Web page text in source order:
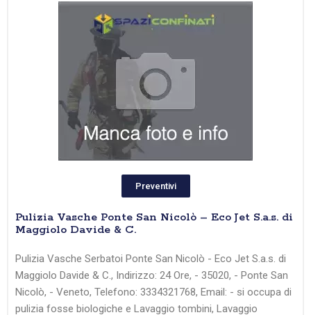
Preventivi
Pulizia Vasche Ponte San Nicolò – Eco Jet S.a.s. di
Maggiolo Davide & C.
Pulizia Vasche Serbatoi Ponte San Nicolò - Eco Jet S.a.s. di
Maggiolo Davide & C., Indirizzo: 24 Ore, - 35020, - Ponte San
Nicolò, - Veneto, Telefono: 3334321768, Email: - si occupa di
pulizia fosse biologiche e Lavaggio tombini, Lavaggio